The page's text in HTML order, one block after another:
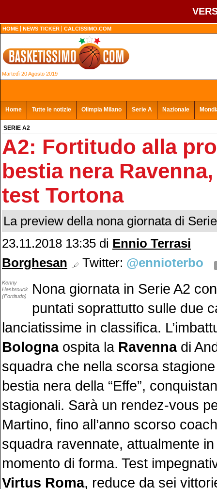
HOME NEWS TICKER CALCISSIMO.COM
Martedì 20 Agosto 2019
Home Tutte le notizie Olimpia Milano Serie A Nazionale
SERIE A2
A2: Fortitudo alla
bestia nera
test Tortona
La preview della nona giornata di
23.11.2018 13:35 di Ennio Terrasi
Borghesan
Twitter: @ennioterbo
Kenny
Hasbrouck
(Fortitudo)
Nona giornata in Serie A2
puntati soprattutto sulle due
lanciatissime in classifica.
Bolognaospita la Ravennadi
squadra che nella scorsa
bestia nera della “Effe”,
stagionali. Sarà un rendez-vous
Martino, fino all’anno scorso
squadra ravennate, attualmente
momento di forma. Test
Virtus Roma, reduce da sei